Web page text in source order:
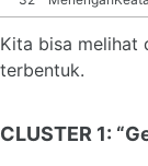
Kita bisa melihat
terbentuk.
CLUSTER 1: